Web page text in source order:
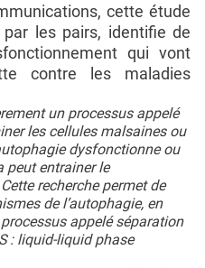
cette étude
les pairs, identifie de
qui vont
contre les maladies
un processus appelé
les cellules malsaines ou
dysfonctionne ou
peut entrainer le
recherche permet de
de l’autophagie, en
appelé séparation
: liquid-liquid phase